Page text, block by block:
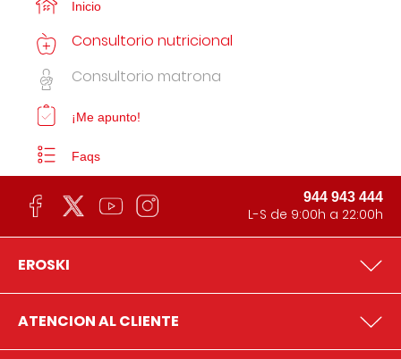
Inicio
Consultorio nutricional
Consultorio matrona
¡Me apunto!
Faqs
944 943 444
L-S de 9:00h a 22:00h
EROSKI
ATENCION AL CLIENTE